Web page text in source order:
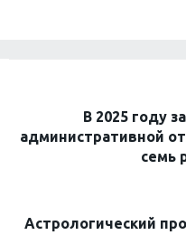
В 2025 году
административной
семь
Астрологический